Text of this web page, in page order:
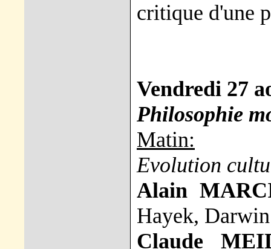
critique d'une
Vendredi 27
Philosophie
Matin:
Evolution
Alain
Hayek,
Claude